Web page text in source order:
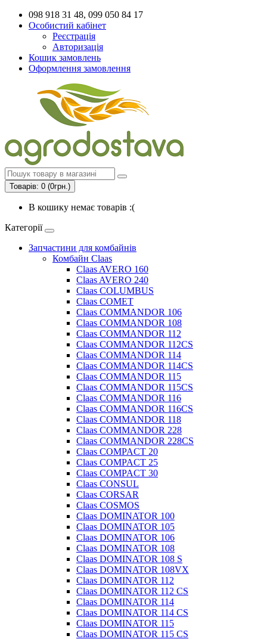
098 918 31 48, 099 050 84 17
Особистий кабінет
Реєстрація
Авторизація
Кошик замовлень
Оформлення замовлення
Товарів: 0 (0грн.)
В кошику немає товарів :(
Категорії
Запчастини для комбайнів
Комбайн Claas
Claas AVERO 160
Claas AVERO 240
Claas COLUMBUS
Claas COMET
Claas COMMANDOR 106
Claas COMMANDOR 108
Claas COMMANDOR 112
Claas COMMANDOR 112CS
Claas COMMANDOR 114
Claas COMMANDOR 114CS
Claas COMMANDOR 115
Claas COMMANDOR 115CS
Claas COMMANDOR 116
Claas COMMANDOR 116CS
Claas COMMANDOR 118
Claas COMMANDOR 228
Claas COMMANDOR 228CS
Claas COMPACT 20
Claas COMPACT 25
Claas COMPACT 30
Claas CONSUL
Claas CORSAR
Claas COSMOS
Claas DOMINATOR 100
Claas DOMINATOR 105
Claas DOMINATOR 106
Claas DOMINATOR 108
Claas DOMINATOR 108 S
Claas DOMINATOR 108VX
Claas DOMINATOR 112
Claas DOMINATOR 112 CS
Claas DOMINATOR 114
Claas DOMINATOR 114 CS
Claas DOMINATOR 115
Claas DOMINATOR 115 CS